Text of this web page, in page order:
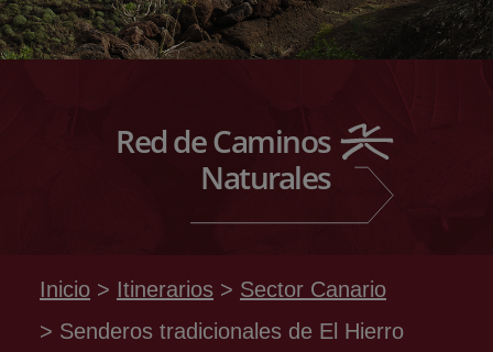
Red de Caminos
Naturales
Inicio Itinerarios
Sector Canario
Senderos tradicionales de El Hierro